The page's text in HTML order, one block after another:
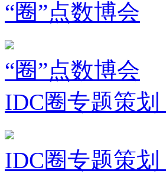
“圈”点数博会
“圈”点数博会
IDC圈专题策
IDC圈专题策